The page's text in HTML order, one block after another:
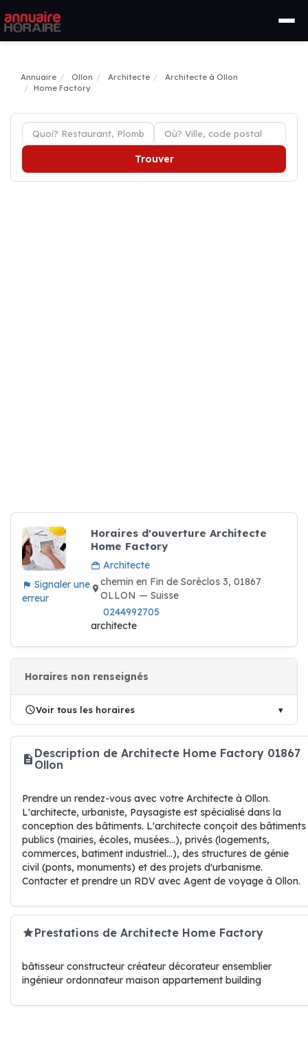
Annuaire Ollon Architecte
Architecte à Ollon
Home Factory
Trouver
Signaler une
erreur
Horaires d'ouverture Architecte
Home Factory
Architecte
chemin en Fin de Soréclos 3, 01867
OLLON — Suisse
0244992705
architecte
Horaires non renseignés
Voir tous les horaires
Description de Architecte Home Factory 01867
Ollon
Prendre un rendez-vous avec votre Architecte à Ollon.
L'architecte, urbaniste, Paysagiste est spécialisé dans la
conception des bâtiments. L'architecte conçoit des bâtiments
publics (mairies, écoles, musées...), privés (logements,
commerces, batiment industriel...), des structures de génie
civil (ponts, monuments) et des projets d'urbanisme.
Contacter et prendre un RDV avec Agent de voyage à Ollon.
Prestations de Architecte Home Factory
bâtisseur constructeur créateur décorateur ensemblier
ingénieur ordonnateur maison appartement building